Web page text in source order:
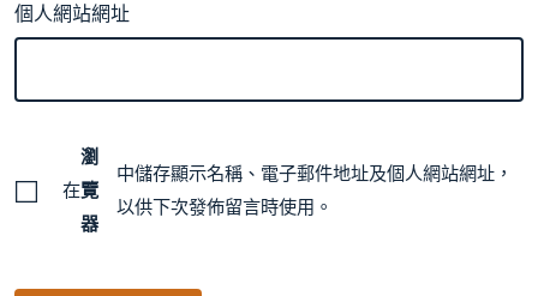
個人網站網址
在
瀏
覽
器
中儲存顯示名稱、電子郵件地址及個人網站網址，
以供下次發佈留言時使用。